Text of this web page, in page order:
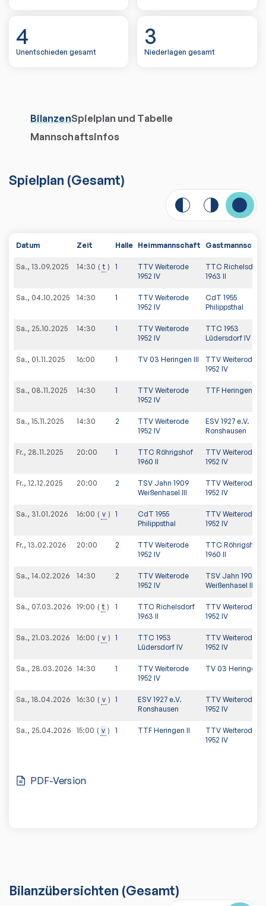
4
Unentschieden gesamt
3
Niederlagen gesamt
BilanzenSpielplan und Tabelle
Mannschaftsinfos
Spielplan (Gesamt)
Datum Zeit Halle Heimmannschaft
Sa., 13.09.2025 14:30 t 1
TTV Weiterode
1952 IV
TTC Richelsdorf
1963 II
Sa., 04.10.2025 14:30 1
TTV Weiterode
1952 IV
CdT 1955
Philippsthal
Sa., 25.10.2025 14:30 1
TTV Weiterode
1952 IV
TTC 1953
Lüdersdorf IV
Sa., 01.11.2025 16:00 1 TV 03 Heringen III
TTV Weiterode
1952 IV
Sa., 08.11.2025 14:30 1
TTV Weiterode
1952 IV
TTF Heringen II
Sa., 15.11.2025 14:30 2
TTV Weiterode
1952 IV
ESV 1927 e.V.
Ronshausen
Fr., 28.11.2025 20:00 1
TTC Röhrigshof
1960 II
TTV Weiterode
1952 IV
Fr., 12.12.2025 20:00 2
TSV Jahn 1909
Weißenhasel III
TTV Weiterode
1952 IV
Sa., 31.01.2026 16:00 v 1
CdT 1955
Philippsthal
TTV Weiterode
1952 IV
Fr., 13.02.2026 20:00 2
TTV Weiterode
1952 IV
TTC Röhrigshof
1960 II
Sa., 14.02.2026 14:30 2
TTV Weiterode
1952 IV
TSV Jahn 1909
Weißenhasel III
Sa., 07.03.2026 19:00 t 1
TTC Richelsdorf
1963 II
TTV Weiterode
1952 IV
Sa., 21.03.2026 16:00 v 1
TTC 1953
Lüdersdorf IV
TTV Weiterode
1952 IV
Sa., 28.03.2026 14:30 1
TTV Weiterode
1952 IV
TV 03 Heringen III
Sa., 18.04.2026 16:30 v 1
ESV 1927 e.V.
Ronshausen
TTV Weiterode
1952 IV
Sa., 25.04.2026 15:00 v 1 TTF Heringen II
TTV Weiterode
1952 IV
PDF-Version
Bilanzübersichten (Gesamt)